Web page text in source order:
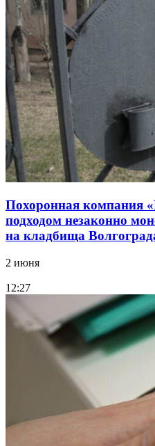
Похоронная компания
подходом незаконно
на кладбища
2 июня
12:27